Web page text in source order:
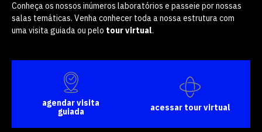
Conheça os nossos inúmeros laboratórios e passeie por nossas
salas temáticas. Venha conhecer toda a nossa estrutura com
uma visita guiada ou pelo tour virtual.
agendar visita
guiada
acessar tour virtual